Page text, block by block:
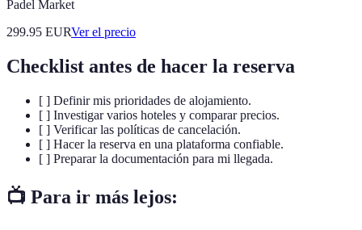
Padel Market
299.95 EURVer el precio
Checklist antes de hacer la reserva
[ ] Definir mis prioridades de alojamiento.
[ ] Investigar varios hoteles y comparar precios.
[ ] Verificar las políticas de cancelación.
[ ] Hacer la reserva en una plataforma confiable.
[ ] Preparar la documentación para mi llegada.
📺 Para ir más lejos: